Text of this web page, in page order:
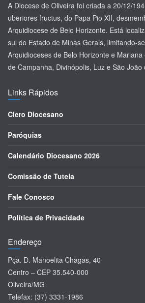
A Diocese de Oliveira foi criada a 20/12/
uberiores fructus, do Papa Pio XII,
Arquidiocese de Belo Horizonte. Está
sul do Estado de Minas Gerais, limitando-
Arquidioceses de Belo Horizonte e
de Campanha, Divinópolis, Luz e São João
Links Rápidos
Clero Diocesano
Paróquias
Calendário Diocesano 2026
Comissão de Tutela
Fale Conosco
Política de Privacidade
Endereço
Pça. D. Manoelita Chagas, 40
Centro – CEP 35.540-000
Oliveira/MG
Telefax: (37) 3331-1986